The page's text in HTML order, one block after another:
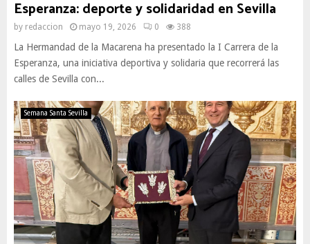
Esperanza: deporte y solidaridad en Sevilla
by redaccion mayo 19, 2026 0 388
La Hermandad de la Macarena ha presentado la I Carrera de la
Esperanza, una iniciativa deportiva y solidaria que recorrerá las
calles de Sevilla con...
Semana Santa Sevilla